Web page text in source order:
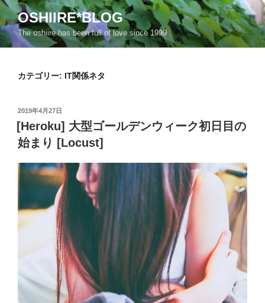
コ
ン
テ
ン
OSHIIRE*BLOG
The oshiire has been full of love since 1999
カテゴリー: IT関係ネタ
投
稿
日:
2019年4月27日
[Heroku] 大型ゴールデンウィーク初日目の
始まり [Locust]